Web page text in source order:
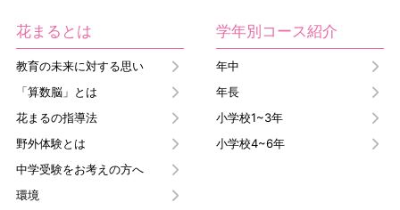
花まるとは
教育の未来に対する思い
「算数脳」とは
花まるの指導法
野外体験とは
中学受験をお考えの方へ
環境
学年別コース紹介
年中
年長
小学校1~3年
小学校4~6年